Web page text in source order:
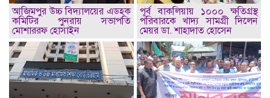
আজিমপুর উচ্চ বিদ্যালয়ের এডহক
কমিটির পুনরায় সভাপতি
মোশাররফ হোসাইন
পূর্ব বাকলিয়ায় ১০০০ ক্ষতিগ্রস্থ
পরিবারকে খাদ্য সামগ্রী দিলেন
মেয়র ডা. শাহাদাত হোসেন